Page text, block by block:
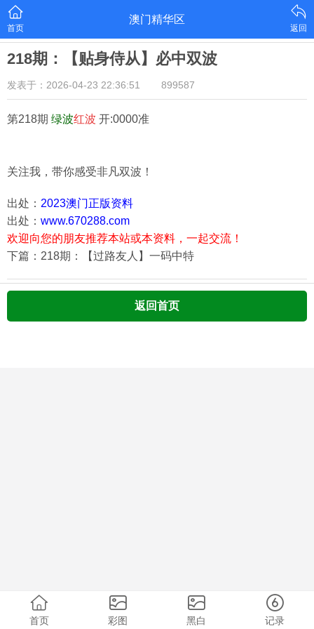
首页
澳门精华区
返回
218期：【贴身侍从】必中双波
发表于：2026-04-23 22:36:51 899587
第218期 绿波红波 开:0000准
关注我，带你感受非凡双波！
出处： 2023澳门正版资料
出处： www.670288.com
欢迎向您的朋友推荐本站或本资料，一起交流！
下篇：218期：【过路友人】一码中特
返回首页
首页 彩图 黑白 记录